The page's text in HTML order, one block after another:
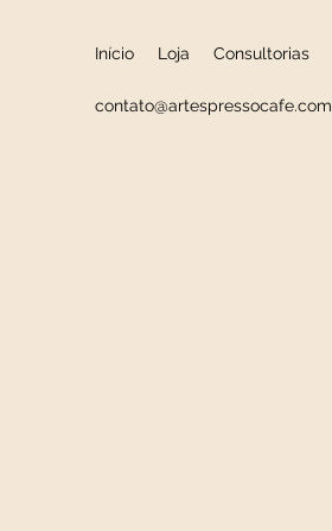
Início Loja Consultorias
contato@artespressocafe.com